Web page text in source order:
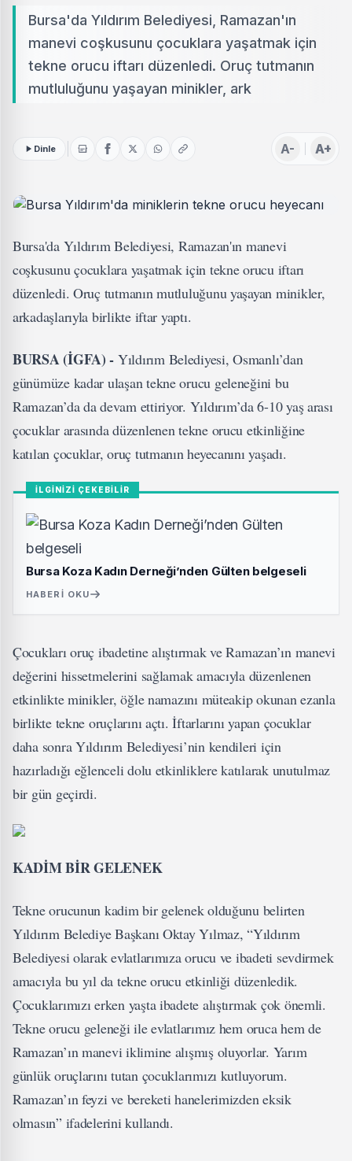
Bursa'da Yıldırım Belediyesi, Ramazan'ın
manevi coşkusunu çocuklara yaşatmak için
tekne orucu iftarı düzenledi. Oruç tutmanın
mutluluğunu yaşayan minikler, ark
Dinle A- A+
Bursa'da Yıldırım Belediyesi, Ramazan'ın manevi
coşkusunu çocuklara yaşatmak için tekne orucu iftarı
düzenledi. Oruç tutmanın mutluluğunu yaşayan minikler,
arkadaşlarıyla birlikte iftar yaptı.
BURSA (İGFA) - Yıldırım Belediyesi, Osmanlı’dan
günümüze kadar ulaşan tekne orucu geleneğini bu
Ramazan’da da devam ettiriyor. Yıldırım’da 6-10 yaş arası
çocuklar arasında düzenlenen tekne orucu etkinliğine
katılan çocuklar, oruç tutmanın heyecanını yaşadı.
İLGİNİZİ ÇEKEBİLİR
Bursa Koza Kadın Derneği’nden Gülten belgeseli
HABERI OKU
Çocukları oruç ibadetine alıştırmak ve Ramazan’ın manevi
değerini hissetmelerini sağlamak amacıyla düzenlenen
etkinlikte minikler, öğle namazını müteakip okunan ezanla
birlikte tekne oruçlarını açtı. İftarlarını yapan çocuklar
daha sonra Yıldırım Belediyesi’nin kendileri için
hazırladığı eğlenceli dolu etkinliklere katılarak unutulmaz
bir gün geçirdi.
KADİM BİR GELENEK
Tekne orucunun kadim bir gelenek olduğunu belirten
Yıldırım Belediye Başkanı Oktay Yılmaz, “Yıldırım
Belediyesi olarak evlatlarımıza orucu ve ibadeti sevdirmek
amacıyla bu yıl da tekne orucu etkinliği düzenledik.
Çocuklarımızı erken yaşta ibadete alıştırmak çok önemli.
Tekne orucu geleneği ile evlatlarımız hem oruca hem de
Ramazan’ın manevi iklimine alışmış oluyorlar. Yarım
günlük oruçlarını tutan çocuklarımızı kutluyorum.
Ramazan’ın feyzi ve bereketi hanelerimizden eksik
olmasın” ifadelerini kullandı.